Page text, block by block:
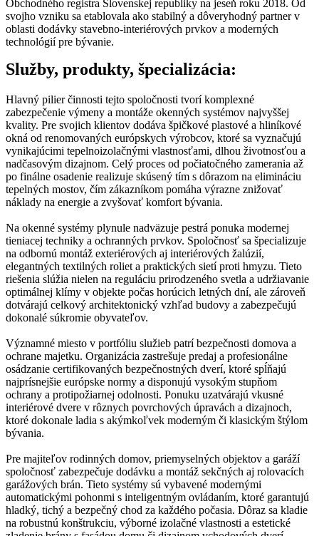
Obchodného registra Slovenskej republiky na jeseň roku 2018. Od
svojho vzniku sa etablovala ako stabilný a dôveryhodný partner v
oblasti dodávky stavebno-interiérových prvkov a moderných
technológií pre bývanie.
Služby, produkty, špecializácia:
Hlavný pilier činnosti tejto spoločnosti tvorí komplexné
zabezpečenie výmeny a montáže okenných systémov najvyššej
kvality. Pre svojich klientov dodáva špičkové plastové a hliníkové
okná od renomovaných európskych výrobcov, ktoré sa vyznačujú
vynikajúcimi tepelnoizolačnými vlastnosťami, dlhou životnosťou a
nadčasovým dizajnom. Celý proces od počiatočného zamerania až
po finálne osadenie realizuje skúsený tím s dôrazom na elimináciu
tepelných mostov, čím zákazníkom pomáha výrazne znižovať
náklady na energie a zvyšovať komfort bývania.
Na okenné systémy plynule nadväzuje pestrá ponuka modernej
tieniacej techniky a ochranných prvkov. Spoločnosť sa špecializuje
na odbornú montáž exteriérových aj interiérových žalúzií,
elegantných textilných roliet a praktických sietí proti hmyzu. Tieto
riešenia slúžia nielen na reguláciu prirodzeného svetla a udržiavanie
optimálnej klímy v objekte počas horúcich letných dní, ale zároveň
dotvárajú celkový architektonický vzhľad budovy a zabezpečujú
dokonalé súkromie obyvateľov.
Významné miesto v portfóliu služieb patrí bezpečnosti domova a
ochrane majetku. Organizácia zastrešuje predaj a profesionálne
osádzanie certifikovaných bezpečnostných dverí, ktoré spĺňajú
najprísnejšie európske normy a disponujú vysokým stupňom
ochrany a protipožiarnej odolnosti. Ponuku uzatvárajú vkusné
interiérové dvere v rôznych povrchových úpravách a dizajnoch,
ktoré dokonale ladia s akýmkoľvek moderným či klasickým štýlom
bývania.
Pre majiteľov rodinných domov, priemyselných objektov a garáží
spoločnosť zabezpečuje dodávku a montáž sekčných aj rolovacích
garážových brán. Tieto systémy sú vybavené modernými
automatickými pohonmi s inteligentným ovládaním, ktoré garantujú
hladký, tichý a bezpečný chod za každého počasia. Dôraz sa kladie
na robustnú konštrukciu, výborné izolačné vlastnosti a estetické